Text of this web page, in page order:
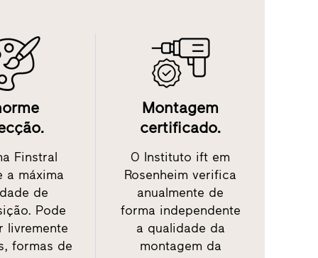
Finstral
a máxima
de
Pode
livremente
formas de
Montagem
certificado.
O Instituto ift em
Rosenheim verifica
anualmente de
forma independente
a qualidade da
montagem da